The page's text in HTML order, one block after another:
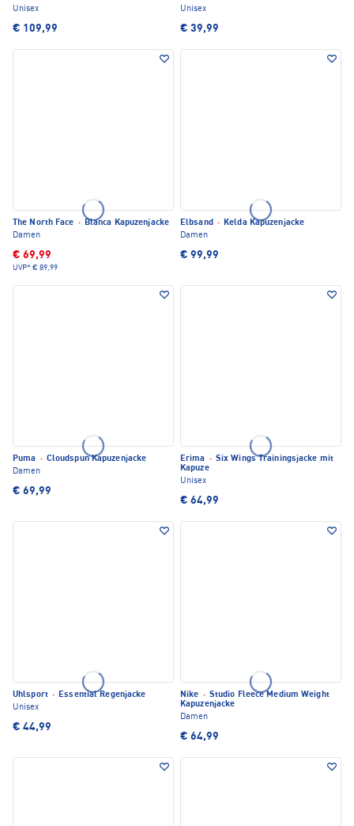
Unisex
€ 109,99
Unisex
€ 39,99
The North Face · Blanca Kapuzenjacke
Damen
€ 69,99
UVP* € 89,99
Elbsand · Kelda Kapuzenjacke
Damen
€ 99,99
Puma · Cloudspun Kapuzenjacke
Damen
€ 69,99
Erima · Six Wings Trainingsjacke mit
Kapuze
Unisex
€ 64,99
Uhlsport · Essential Regenjacke
Unisex
€ 44,99
Nike · Studio Fleece Medium Weight
Kapuzenjacke
Damen
€ 64,99